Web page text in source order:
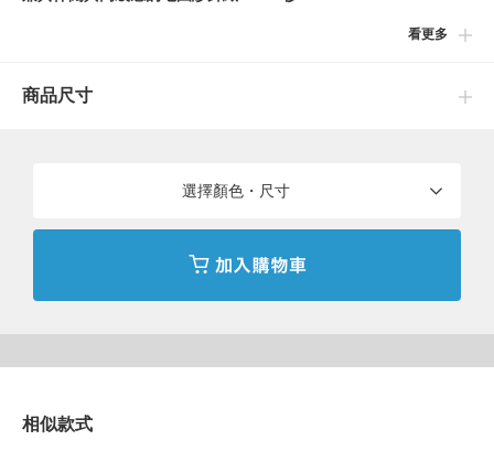
〈BEAMS PLUS〉針織POLO衫。簡約耐看的經典設計，充分展現
色，展現出細膩的布料質地。
看更多
商品尺寸
選擇顏色・尺寸
相似款式